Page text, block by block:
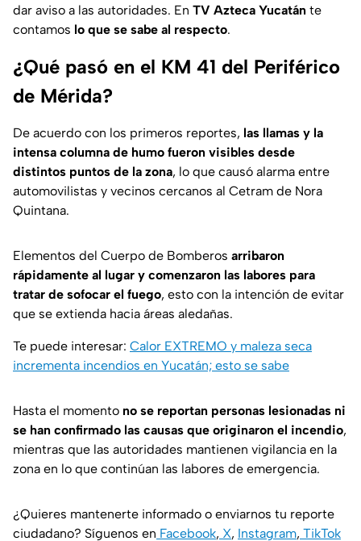
dar aviso a las autoridades. En TV Azteca Yucatán te
contamos lo que se sabe al respecto.
¿Qué pasó en el KM 41 del Periférico
de Mérida?
De acuerdo con los primeros reportes, las llamas y la
intensa columna de humo fueron visibles desde
distintos puntos de la zona, lo que causó alarma entre
automovilistas y vecinos cercanos al Cetram de Nora
Quintana.
Elementos del Cuerpo de Bomberos arribaron
rápidamente al lugar y comenzaron las labores para
tratar de sofocar el fuego, esto con la intención de evitar
que se extienda hacia áreas aledañas.
Te puede interesar: Calor EXTREMO y maleza seca
incrementa incendios en Yucatán; esto se sabe
Hasta el momento no se reportan personas lesionadas ni
se han confirmado las causas que originaron el incendio,
mientras que las autoridades mantienen vigilancia en la
zona en lo que continúan las labores de emergencia.
¿Quieres mantenerte informado o enviarnos tu reporte
ciudadano? Síguenos en Facebook, X, Instagram, TikTok